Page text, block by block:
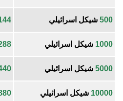
500 شيكل اسرائيلي
1000 شيكل اسرائيلي
5000 شيكل اسرائيلي
10000 شيكل اسرائيلي